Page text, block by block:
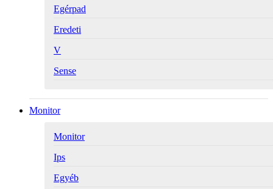
Egérpad
Eredeti
V
Sense
Monitor
Monitor
Ips
Egyéb